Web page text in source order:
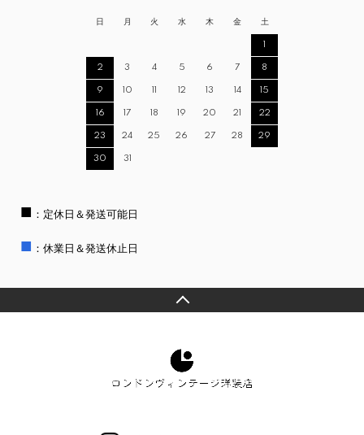
日 月 火 水 木 金 土
1
2 3 4 5 6 7 8
9 10 11 12 13 14 15
16 17 18 19 20 21 22
23 24 25 26 27 28 29
30 31
■ ：定休日＆発送可能日
■ ：休業日＆発送休止日